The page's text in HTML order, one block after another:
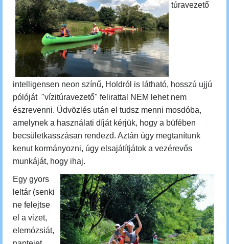
túravezető
intelligensen neon színű, Holdról is látható, hosszú ujjú
pólóját "vízitúravezető" felirattal NEM lehet nem
észrevenni. Üdvözlés után el tudsz menni mosdóba,
amelynek a használati díját kérjük, hogy a büfében
becsületkasszásan rendezd. Aztán úgy megtanítunk
kenut kormányozni, úgy elsajátítjátok a vezérevős
munkáját, hogy ihaj.
Egy gyors
leltár (senki
ne felejtse
el a vizet,
elemózsiát,